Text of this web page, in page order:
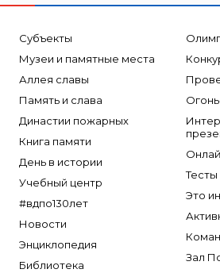
Субъекты
Музеи и памятные места
Аллея славы
Память и слава
Династии пожарных
Книга памяти
День в истории
Учебный центр
#вдпо130лет
Новости
Энциклопедия
Библиотека
Тесты
Это
Зал